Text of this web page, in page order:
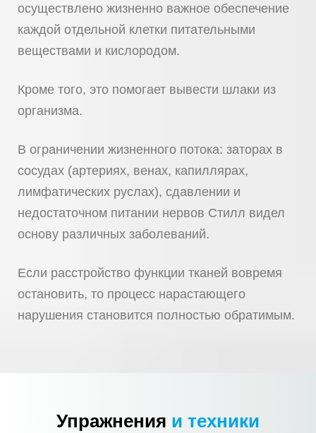
осуществлено жизненно важное обеспечение
каждой отдельной клетки питательными
веществами и кислородом.
Кроме того, это помогает вывести шлаки из
организма.
В ограничении жизненного потока: заторах в
сосудах (артериях, венах, капиллярах,
лимфатических руслах), сдавлении и
недостаточном питании нервов Стилл видел
основу различных заболеваний.
Если расстройство функции тканей вовремя
остановить, то процесс нарастающего
нарушения становится полностью обратимым.
Упражнения и техники